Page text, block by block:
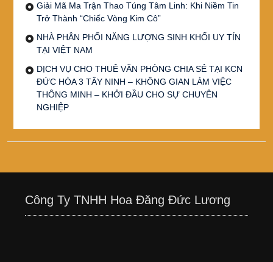
Giải Mã Ma Trận Thao Túng Tâm Linh: Khi Niềm Tin
Trở Thành “Chiếc Vòng Kim Cô”
NHÀ PHÂN PHỐI NĂNG LƯỢNG SINH KHỐI UY TÍN
TẠI VIỆT NAM
DỊCH VỤ CHO THUÊ VĂN PHÒNG CHIA SẺ TẠI KCN
ĐỨC HÒA 3 TÂY NINH – KHÔNG GIAN LÀM VIỆC
THÔNG MINH – KHỞI ĐẦU CHO SỰ CHUYÊN
NGHIỆP
Công Ty TNHH Hoa Đăng Đức Lương